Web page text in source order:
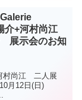
介+河村尚江
展示会のお知
村尚江 二人展
月12日(日)